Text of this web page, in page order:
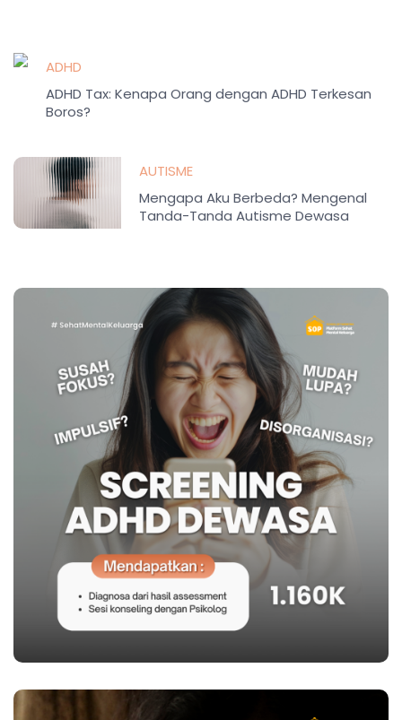
ADHD
ADHD Tax: Kenapa Orang dengan ADHD Terkesan
Boros?
AUTISME
Mengapa Aku Berbeda? Mengenal
Tanda-Tanda Autisme Dewasa